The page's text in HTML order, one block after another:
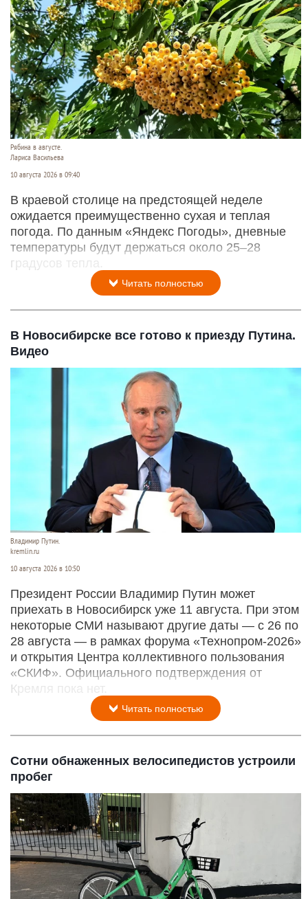
Рябина в августе.
Лариса Васильева
10 августа 2026 в 09:40
В краевой столице на предстоящей неделе
ожидается преимущественно сухая и теплая
погода. По данным «Яндекс Погоды», дневные
температуры будут держаться около 25–28
градусов тепла.
Читать полностью
В Новосибирске все готово к приезду Путина.
Видео
Владимир Путин.
kremlin.ru
10 августа 2026 в 10:50
Президент России Владимир Путин может
приехать в Новосибирск уже 11 августа. При этом
некоторые СМИ называют другие даты — с 26 по
28 августа — в рамках форума «Технопром-2026»
и открытия Центра коллективного пользования
«СКИФ». Официального подтверждения от
Кремля пока нет.
Читать полностью
Сотни обнаженных велосипедистов устроили
пробег